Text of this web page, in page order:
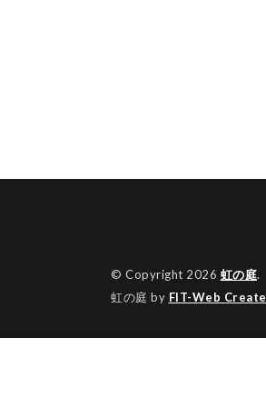
© Copyright 2026 虹の庭.
虹の庭 by FIT-Web Create